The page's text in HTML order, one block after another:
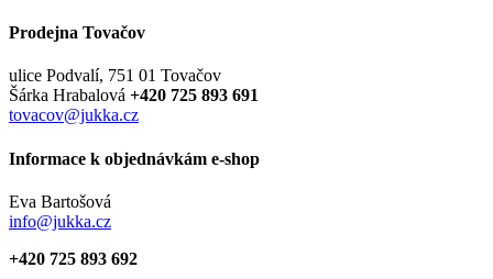
Prodejna Tovačov
ulice Podvalí, 751 01 Tovačov
Šárka Hrabalová +420 725 893 691
tovacov@jukka.cz
Informace k objednávkám e-shop
Eva Bartošová
info@jukka.cz
+420 725 893 692